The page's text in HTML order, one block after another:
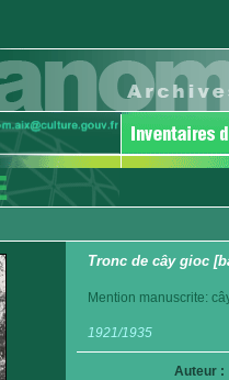
Tronc de cây gioc
Mention manuscrite:
1921/1935
Auteur :